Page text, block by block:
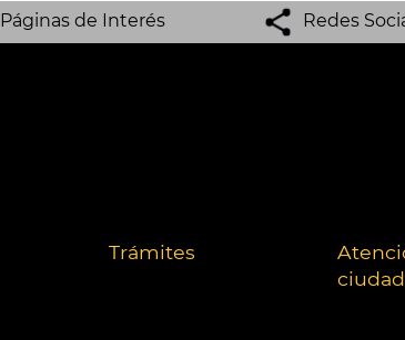
Páginas de Interés Redes
Trámites